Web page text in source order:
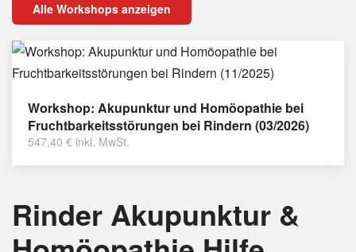
Alle Workshops anzeigen
Workshop: Akupunktur und Homöopathie bei
Fruchtbarkeitsstörungen bei Rindern (03/2026)
547,40 € inkl. MwSt.
Rinder Akupunktur &